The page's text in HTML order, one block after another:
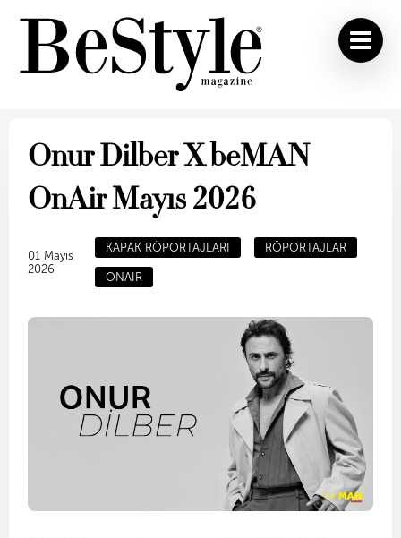
Onur Dilber X beMAN
OnAir Mayıs 2026
01 Mayıs
2026
KAPAK RÖPORTAJLARI RÖPORTAJLAR
ONAIR